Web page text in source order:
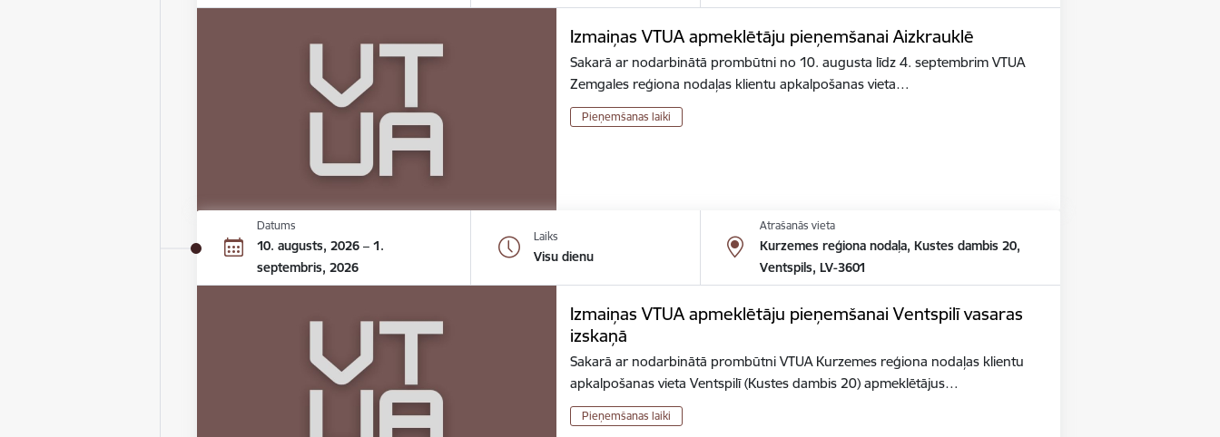
Izmaiņas VTUA apmeklētāju pieņemšanai Aizkrauklē
Sakarā ar nodarbinātā prombūtni no 10. augusta līdz 4. septembrim VTUA
Zemgales reģiona nodaļas klientu apkalpošanas vieta…
Pieņemšanas laiki
Datums
10. augusts, 2026 – 1.
septembris, 2026
Laiks
Visu dienu
Atrašanās vieta
Kurzemes reģiona nodaļa, Kustes dambis 20,
Ventspils, LV-3601
Izmaiņas VTUA apmeklētāju pieņemšanai Ventspilī vasaras
izskaņā
Sakarā ar nodarbinātā prombūtni VTUA Kurzemes reģiona nodaļas klientu
apkalpošanas vieta Ventspilī (Kustes dambis 20) apmeklētājus…
Pieņemšanas laiki